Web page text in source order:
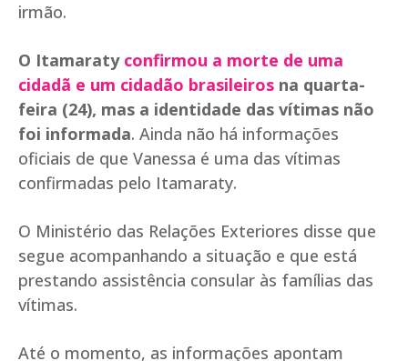
irmão.
O Itamaraty confirmou a morte de uma
cidadã e um cidadão brasileiros na quarta-
feira (24), mas a identidade das vítimas não
foi informada. Ainda não há informações
oficiais de que Vanessa é uma das vítimas
confirmadas pelo Itamaraty.
O Ministério das Relações Exteriores disse que
segue acompanhando a situação e que está
prestando assistência consular às famílias das
vítimas.
Até o momento, as informações apontam